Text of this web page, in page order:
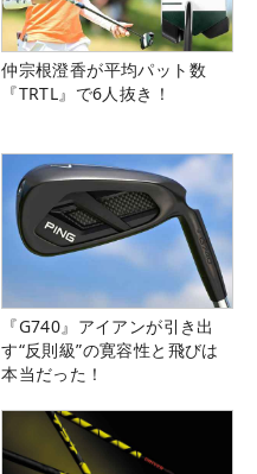
仲宗根澄香が平均パット数
『TRTL』で6人抜き！
『G740』アイアンが引き出
す“反則級”の寛容性と飛びは
本当だった！